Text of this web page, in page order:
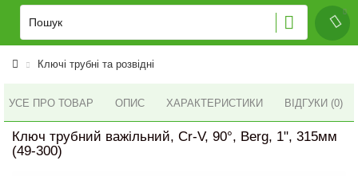
Ключі трубні та розвідні
УСЕ ПРО ТОВАР ОПИС ХАРАКТЕРИСТИКИ ВІДГУКИ (0)
Ключ трубний важільний, Cr-V, 90°, Berg, 1", 315мм
(49-300)